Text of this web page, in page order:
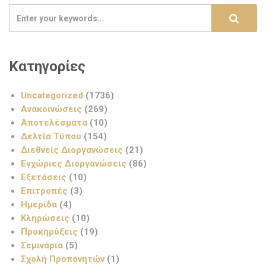
Κατηγορίες
Uncategorized (1736)
Ανακοινώσεις (269)
Αποτελέσματα (10)
Δελτία Τύπου (154)
Διεθνείς Διοργανώσεις (21)
Εγχώριες Διοργανώσεις (86)
Εξετάσεις (10)
Επιτροπές (3)
Ημερίδα (4)
Κληρώσεις (10)
Προκηρύξεις (19)
Σεμινάρια (5)
Σχολή Προπονητών (1)